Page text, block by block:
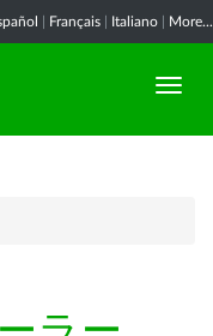
Français Italiano More...